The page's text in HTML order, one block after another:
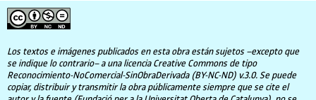
Los textos e imágenes publicados en esta obra están sujetos –excepto que
se indique lo contrario– a una licencia Creative Commons de tipo
Reconocimiento-NoComercial-SinObraDerivada (BY-NC-ND) v.3.0. Se puede
copiar, distribuir y transmitir la obra públicamente siempre que se cite el